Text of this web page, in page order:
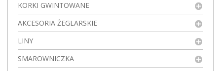
KORKI GWINTOWANE
AKCESORIA ŻEGLARSKIE
LINY
SMAROWNICZKA